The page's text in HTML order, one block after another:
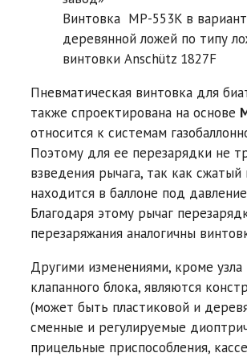
Винтовка MP-553K в
деревянной ложей по типу
винтовки Anschütz 1827F
Пневматическая винтовка для
также спроектирована на основе
относится к системам
Поэтому для ее перезарядки не
взведения рычага, так как сжатый
находится в баллоне под
Благодаря этому рычаг
перезаряжания аналогичны
Другими изменениями, кроме
клапанного блока, являются
(может быть пластиковой и
сменные и регулируемые
прицельные приспособления,